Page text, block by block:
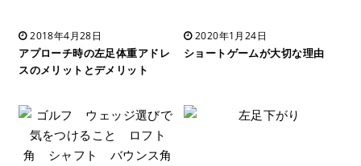
2018年4月28日
アプローチ時の左足体重アドレ
スのメリットとデメリット
2020年1月24日
ショートゲームが大切な理由